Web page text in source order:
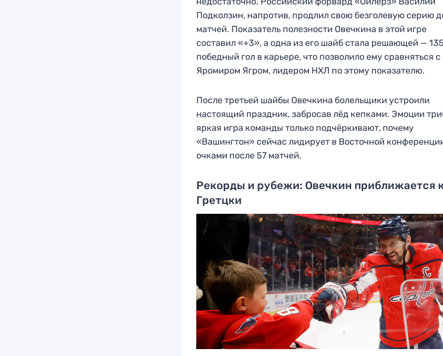
Подколзин, напротив, продлил свою безголевую серию
матчей. Показатель полезности Овечкина в этой игре
составил «+3», а одна из его шайб стала решающей —
победный гол в карьере, что позволило ему сравняться с
Яромиром Ягром, лидером НХЛ по этому показателю.
После третьей шайбы Овечкина болельщики устроили
настоящий праздник, забросав лёд кепками. Эмоции
яркая игра команды только подчёркивают, почему
«Вашингтон» сейчас лидирует в Восточной
очками после 57 матчей.
Рекорды и рубежи: Овечкин приближается
Гретцки